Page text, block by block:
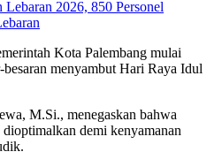
Kota Palembang mulai
besaran menyambut Hari Raya Idul
M.Si., menegaskan bahwa
demi kenyamanan